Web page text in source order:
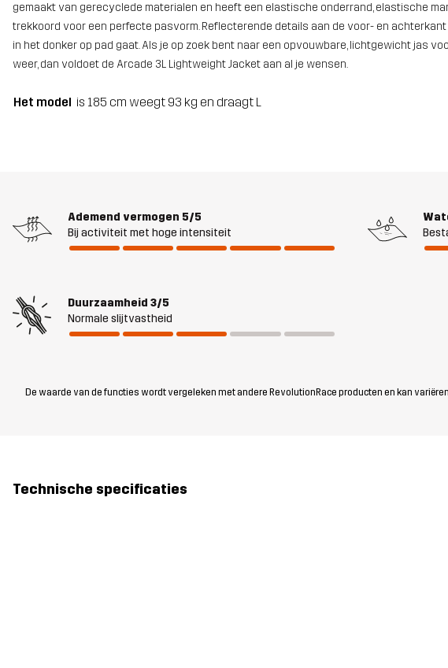
gemaakt van gerecyclede materialen en heeft een elastische onderrand, elastische
trekkoord voor een perfecte pasvorm. Reflecterende details aan de voor- en
in het donker op pad gaat. Als je op zoek bent naar een opvouwbare, lichtgewicht jas
weer, dan voldoet de Arcade 3L Lightweight Jacket aan al je wensen.
Het model is 185 cm weegt 93 kg en draagt L
Ademend vermogen 5/5
Bij activiteit met hoge intensiteit
Duurzaamheid 3/5
Normale slijtvastheid
De waarde van de functies wordt vergeleken met andere RevolutionRace producten en kan
Technische specificaties